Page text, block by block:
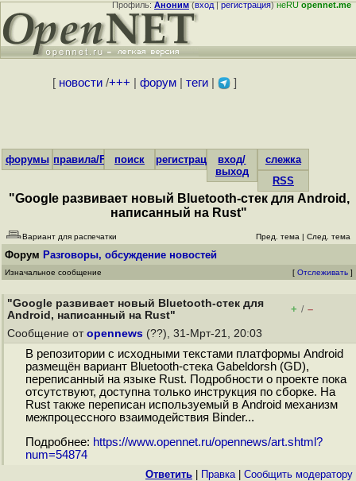
Профиль:Аноним(вход|регистрация)неRUopennet.me
[ новости/+++ форум| теги| ]
форумы правила/FAQпоиск регистрациявход/
выход
слежка
RSS
"Google развивает новый Bluetooth-стек для Android,
написанный на Rust"
Вариант для распечатки Пред. тема | След. тема
Форум Разговоры, обсуждение новостей
Изначальное сообщение [ Отслеживать ]
"Google развивает новый Bluetooth-стек для
Android, написанный на Rust"
+ / –
Сообщение от opennews (??), 31-Мрт-21, 20:03
В репозитории с исходными текстами платформы Android
размещён вариант Bluetooth-стека Gabeldorsh (GD),
переписанный на языке Rust. Подробности о проекте пока
отсутствуют, доступна только инструкция по сборке. На
Rust также переписан используемый в Android механизм
межпроцессного взаимодействия Binder...
Подробнее: https://www.opennet.ru/opennews/art.shtml?
num=54874
Ответить Правка| Cообщить модератору